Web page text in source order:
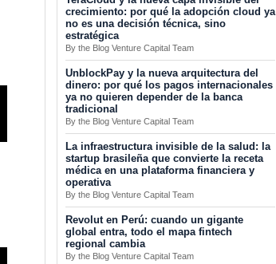
crecimiento: por qué la adopción cloud ya
no es una decisión técnica, sino
estratégica
By the Blog Venture Capital Team
UnblockPay y la nueva arquitectura del
dinero: por qué los pagos internacionales
ya no quieren depender de la banca
tradicional
By the Blog Venture Capital Team
La infraestructura invisible de la salud: la
startup brasileña que convierte la receta
médica en una plataforma financiera y
operativa
By the Blog Venture Capital Team
Revolut en Perú: cuando un gigante
global entra, todo el mapa fintech
regional cambia
By the Blog Venture Capital Team